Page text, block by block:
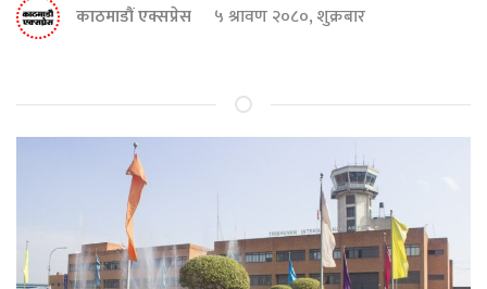
काठमाडौं एक्सप्रेस ५ श्रावण २०८०, शुक्रबार